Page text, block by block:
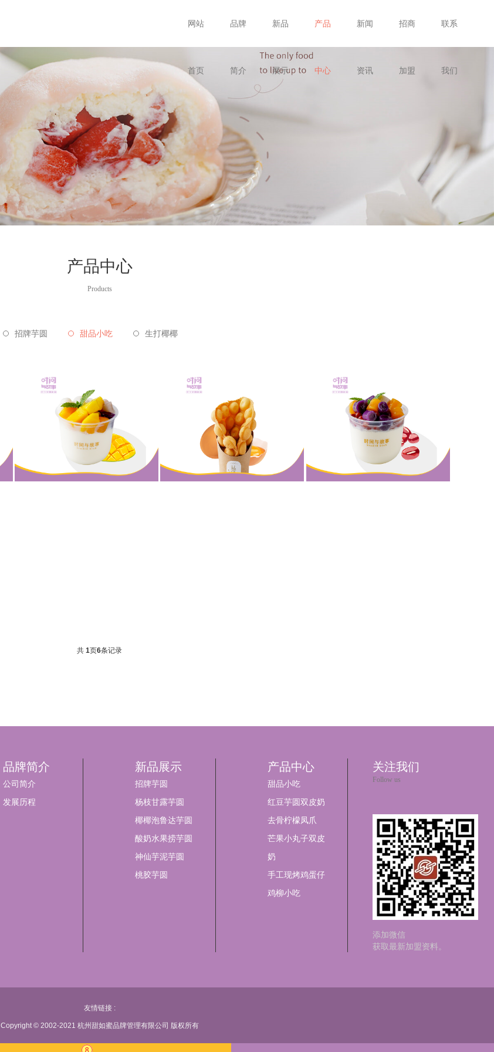
网站
首页
品牌
简介
新品
展示
产品
中心
新闻
资讯
招商
加盟
联系
我们
产品中心
Products
招牌芋圆 甜品小吃 生打椰椰
芒果小丸子双皮奶
甜品小吃
手工现烤鸡蛋仔
甜品小吃
红豆芋圆双皮奶
甜品小吃
共1页6条记录
品牌简介
公司简介
发展历程
新品展示
招牌芋圆
杨枝甘露芋圆
椰椰泡鲁达芋圆
酸奶水果捞芋圆
神仙芋泥芋圆
桃胶芋圆
产品中心
甜品小吃
红豆芋圆双皮奶
去骨柠檬凤爪
芒果小丸子双皮
奶
手工现烤鸡蛋仔
鸡柳小吃
关注我们
Follow us
添加微信
获取最新加盟资料。
友情链接 :
Copyright © 2002-2021 杭州甜如蜜品牌管理有限公司 版权所有
投资有风险，加盟需谨慎！